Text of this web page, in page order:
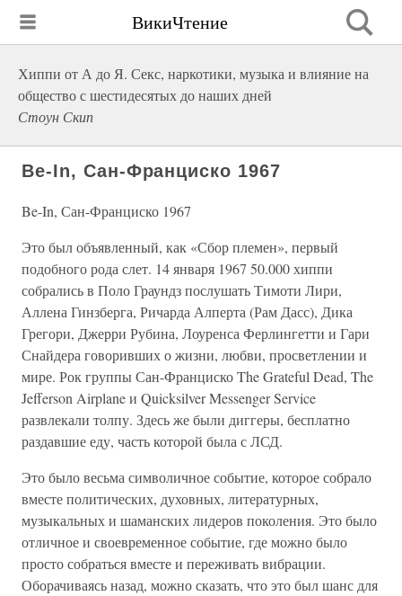
ВикиЧтение
Хиппи от А до Я. Секс, наркотики, музыка и влияние на
общество с шестидесятых до наших дней
Стоун Скип
Be-In, Сан-Франциско 1967
Be-In, Сан-Франциско 1967
Это был объявленный, как «Сбор племен», первый
подобного рода слет. 14 января 1967 50.000 хиппи
собрались в Поло Граундз послушать Тимоти Лири,
Аллена Гинзберга, Ричарда Алперта (Рам Дасс), Дика
Грегори, Джерри Рубина, Лоуренса Ферлингетти и Гари
Снайдера говоривших о жизни, любви, просветлении и
мире. Рок группы Сан-Франциско The Grateful Dead, The
Jefferson Airplane и Quicksilver Messenger Service
развлекали толпу. Здесь же были диггеры, бесплатно
раздавшие еду, часть которой была с ЛСД.
Это было весьма символичное событие, которое собрало
вместе политических, духовных, литературных,
музыкальных и шаманских лидеров поколения. Это было
отличное и своевременное событие, где можно было
просто собраться вместе и переживать вибрации.
Оборачиваясь назад, можно сказать, что это был шанс для